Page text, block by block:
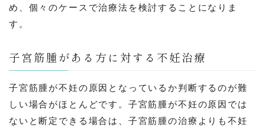
め、個々のケースで治療法を検討することになりま
す。
子宮筋腫がある方に対する不妊治療
子宮筋腫が不妊の原因となっているか判断するのが難
しい場合がほとんどです。子宮筋腫が不妊の原因では
ないと断定できる場合は、子宮筋腫の治療よりも不妊